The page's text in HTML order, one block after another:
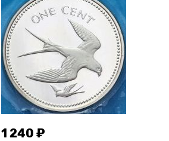
1 240 ₽